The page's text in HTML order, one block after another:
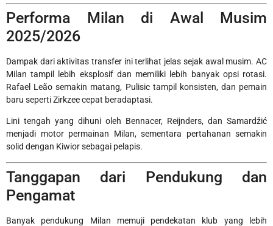
Performa Milan di Awal Musim
2025/2026
Dampak dari aktivitas transfer ini terlihat jelas sejak awal musim. AC
Milan tampil lebih eksplosif dan memiliki lebih banyak opsi rotasi.
Rafael Leão semakin matang, Pulisic tampil konsisten, dan pemain
baru seperti Zirkzee cepat beradaptasi.
Lini tengah yang dihuni oleh Bennacer, Reijnders, dan Samardžić
menjadi motor permainan Milan, sementara pertahanan semakin
solid dengan Kiwior sebagai pelapis.
Tanggapan dari Pendukung dan
Pengamat
Banyak pendukung Milan memuji pendekatan klub yang lebih